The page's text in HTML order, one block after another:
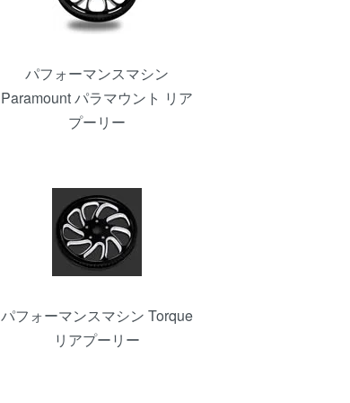
パフォーマンスマシン
Paramount パラマウント リア
プーリー
パフォーマンスマシン Torque
リアプーリー